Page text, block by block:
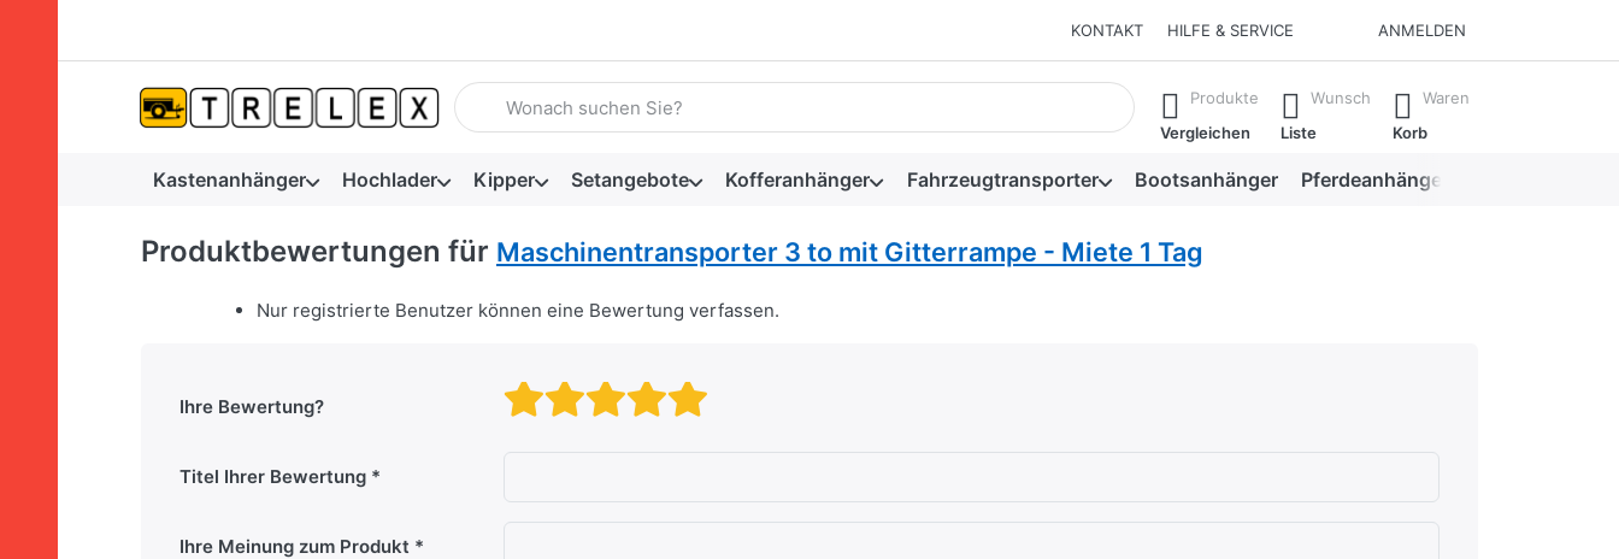
KONTAKT HILFE & SERVICE ANMELDEN
Geben Sie einen Suchbegriff ein. Während Sie tippen, erscheinen automatisch erste Ergebnisse. Drücken Sie die Eingabetaste, um alle
Produkte
Vergleichen
Wunsch
Liste
Waren
Korb
Kastenanhänger Hochlader Kipper Setangebote Kofferanhänger Fahrzeugtransporter Bootsanhänger Pferdeanhänger
Produktbewertungen für Maschinentransporter 3 to mit Gitterrampe - Miete 1 Tag
Nur registrierte Benutzer können eine Bewertung verfassen.
Ihre Bewertung? Bewertung: 4 von 5 Sternen.
Bewertung: 3 von 5 Sternen.
Bewertung: 2 von 5 Sternen.
Bewertung: 1 von 5 Sternen. schlecht
Titel Ihrer Bewertung
Ihre Meinung zum Produkt